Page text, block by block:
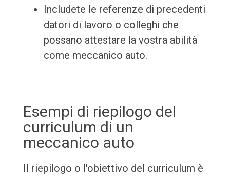
Includete le referenze di precedenti
datori di lavoro o colleghi che
possano attestare la vostra abilità
come meccanico auto.
Esempi di riepilogo del
curriculum di un
meccanico auto
Il riepilogo o l'obiettivo del curriculum è